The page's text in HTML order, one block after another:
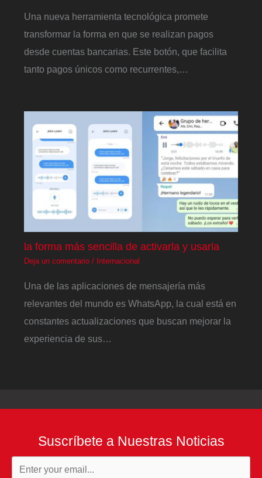
Una nueva herramienta tecnológica promete
transformar la forma en que se realizan pagos
desde cuentas bancarias. Este botón, que facilita
tanto pagos únicos como recurrentes,…
la forma más sencilla de activarla y usarla
Deja un comentario / Internacional
Una de las aplicaciones de mensajería más
relevantes del mundo es WhatsApp, la cual está en
constantes actualizaciones que buscan mejorar la
experiencia de sus…
Suscríbete a Nuestras Noticias